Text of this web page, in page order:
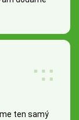
ten samý